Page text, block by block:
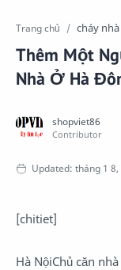
Trang chủ cháy
Thêm Một
Nhà Ở Hà
[chitiet]
Hà NộiChủ căn